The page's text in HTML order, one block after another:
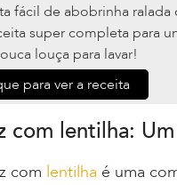
fácil de abobrinha
super completa para
louça para lavar!
para ver a receita
com lentilha:
com lentilha é uma